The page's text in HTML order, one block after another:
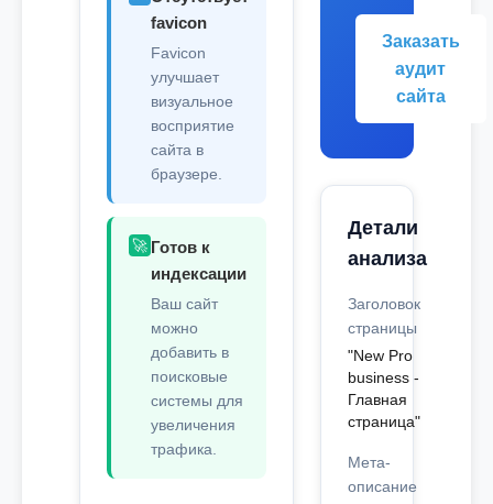
favicon
Favicon
улучшает
визуальное
восприятие
сайта в
браузере.
🚀 Готов к
индексации
Ваш сайт
можно
добавить в
поисковые
системы для
увеличения
трафика.
Заказать
аудит
сайта
Детали
анализа
Заголовок
страницы
"New Pro
business -
Главная
страница"
Мета-
описание